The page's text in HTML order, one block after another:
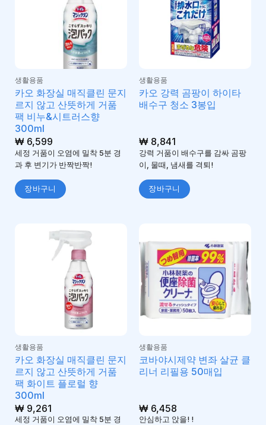
생활용품
카오 화장실 매직클린 문지
르지 않고 산뜻하게 거품
팩 비누&시트러스향
300ml
₩6,599
세정 거품이 오염에 밀착 5분 경
과 후 변기가 반짝반짝!
장바구니
생활용품
카오 강력 곰팡이 하이타
배수구 청소 3봉입
₩8,841
강력 거품이 배수구를 감싸 곰팡
이, 물때, 냄새를 격퇴!
장바구니
생활용품
카오 화장실 매직클린 문지
르지 않고 산뜻하게 거품
팩 화이트 플로럴 향
300ml
₩9,261
세정 거품이 오염에 밀착 5분 경
생활용품
코바야시제약 변좌 살균 클
리너 리필용 50매입
₩6,458
안심하고 앉을! !